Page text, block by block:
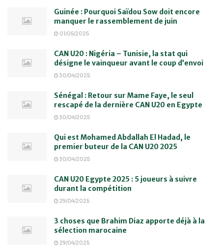
Guinée : Pourquoi Saïdou Sow doit encore
manquer le rassemblement de juin
01/05/2025
CAN U20 : Nigéria – Tunisie, la stat qui
désigne le vainqueur avant le coup d’envoi
30/04/2025
Sénégal : Retour sur Mame Faye, le seul
rescapé de la dernière CAN U20 en Egypte
30/04/2025
Qui est Mohamed Abdallah El Hadad, le
premier buteur de la CAN U20 2025
30/04/2025
CAN U20 Egypte 2025 : 5 joueurs à suivre
durant la compétition
29/04/2025
3 choses que Brahim Diaz apporte déjà à la
sélection marocaine
29/04/2025